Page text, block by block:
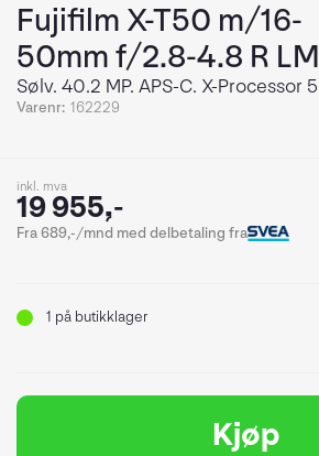
Fujifilm X-T50 m/16-
50mm f/2.8-4.8 R LM
Sølv. 40.2 MP. APS-C. X-Processor 5
Varenr: 162229
inkl. mva
19 955,-
Fra 689,-/mnd med delbetaling fra
1 på butikklager
Kjøp